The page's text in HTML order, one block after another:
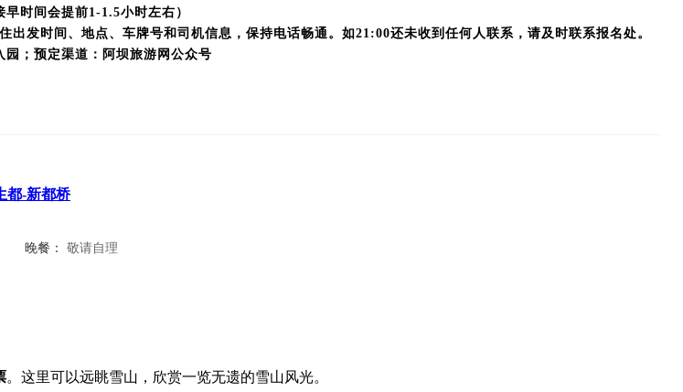
时间会提前1-1.5小时左右）
发时间、地点、车牌号和司机信息，保持电话畅通。如21:00还未收到任何人联系，请及时联系报名处。
；预定渠道：阿坝旅游网公众号
都-新都桥
晚餐： 敬请自理
。 这里可以远眺雪山，欣赏一览无遗的雪山风光。